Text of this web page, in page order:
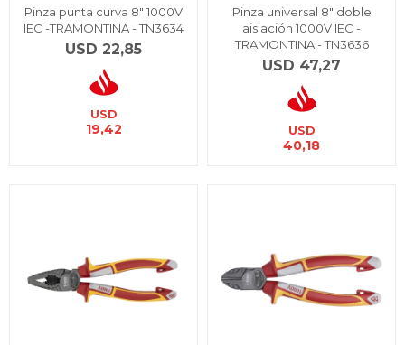
Pinza punta curva 8" 1000V
IEC -TRAMONTINA - TN3634
USD 22,85
USD
19,42
Pinza universal 8" doble
aislación 1000V IEC -
TRAMONTINA - TN3636
USD 47,27
USD
40,18